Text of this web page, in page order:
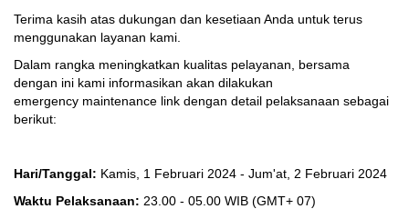
Terima kasih atas dukungan dan kesetiaan Anda untuk terus
menggunakan layanan kami.
Dalam rangka meningkatkan kualitas pelayanan, bersama
dengan ini kami informasikan akan dilakukan
emergency maintenance link dengan detail pelaksanaan sebagai
berikut:
Hari/Tanggal: Kamis, 1 Februari 2024 - Jum'at, 2 Februari 2024
Waktu Pelaksanaan: 23.00 - 05.00 WIB (GMT+ 07)